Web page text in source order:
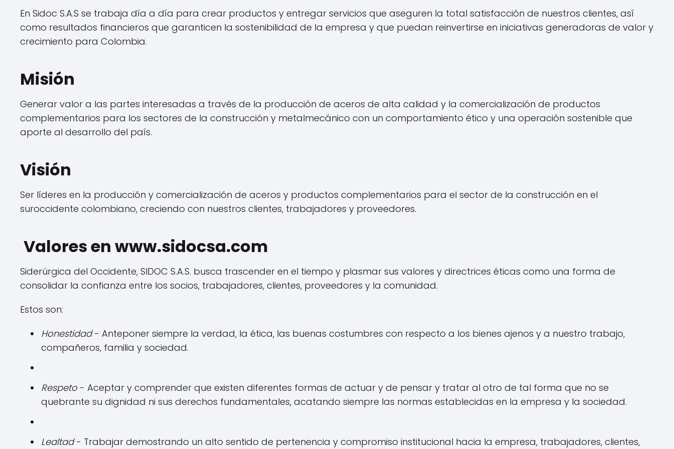
En Sidoc S.A.S se trabaja día a día para crear productos y entregar servicios que aseguren la total satisfacción de nuestros clientes, así
como resultados financieros que garanticen la sostenibilidad de la empresa y que puedan reinvertirse en iniciativas generadoras de valor y
crecimiento para Colombia.
Misión
Generar valor a las partes interesadas a través de la producción de aceros de alta calidad y la comercialización de productos
complementarios para los sectores de la construcción y metalmecánico con un comportamiento ético y una operación sostenible que
aporte al desarrollo del país.
Visión
Ser líderes en la producción y comercialización de aceros y productos complementarios para el sector de la construcción en el
suroccidente colombiano, creciendo con nuestros clientes, trabajadores y proveedores.
Valores en www.sidocsa.com
Siderúrgica del Occidente, SIDOC S.A.S. busca trascender en el tiempo y plasmar sus valores y directrices éticas como una forma de
consolidar la confianza entre los socios, trabajadores, clientes, proveedores y la comunidad.
Estos son:
Honestidad- Anteponer siempre la verdad, la ética, las buenas costumbres con respecto a los bienes ajenos y a nuestro trabajo,
compañeros, familia y sociedad.
Respeto - Aceptar y comprender que existen diferentes formas de actuar y de pensar y tratar al otro de tal forma que no se
quebrante su dignidad ni sus derechos fundamentales, acatando siempre las normas establecidas en la empresa y la sociedad.
Lealtad- Trabajar demostrando un alto sentido de pertenencia y compromiso institucional hacia la empresa, trabajadores, clientes,